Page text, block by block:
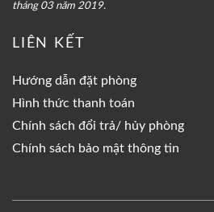
tháng 03 năm 2019.
LIÊN KẾT
Hướng dẫn đặt phòng
Hình thức thanh toán
Chính sách đổi trả/ hủy phòng
Chính sách bảo mật thông tin